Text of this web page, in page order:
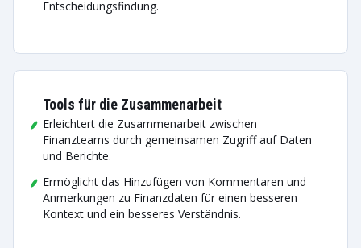
Entscheidungsfindung.
Tools für die Zusammenarbeit
Erleichtert die Zusammenarbeit zwischen
Finanzteams durch gemeinsamen Zugriff auf Daten
und Berichte.
Ermöglicht das Hinzufügen von Kommentaren und
Anmerkungen zu Finanzdaten für einen besseren
Kontext und ein besseres Verständnis.